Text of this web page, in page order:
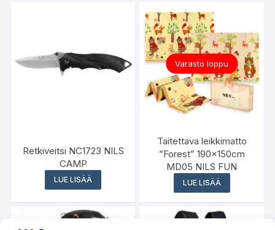
Retkiveitsi NC1723 NILS
CAMP
LUE LISÄÄ
Varasto loppu
Taitettava leikkimatto
”Forest” 190x150cm
MD05 NILS FUN
LUE LISÄÄ